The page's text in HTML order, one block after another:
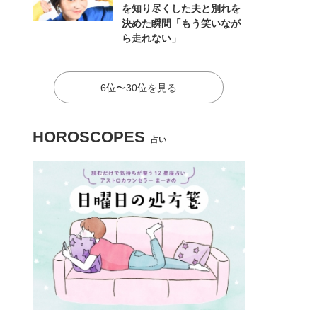
を知り尽くした夫と別れを
決めた瞬間「もう笑いなが
ら走れない」
6位〜30位を見る
HOROSCOPES 占い